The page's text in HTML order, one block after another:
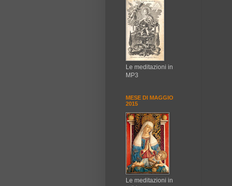
Le meditazioni in
MP3
MESE DI MAGGIO
2015
Le meditazioni in